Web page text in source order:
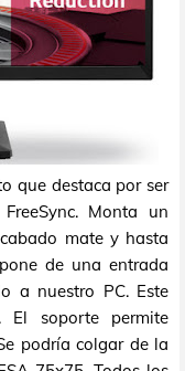
que destaca por ser
Monta un
mate y hasta
de una entrada
a nuestro PC. Este
El soporte permite
podría colgar de la